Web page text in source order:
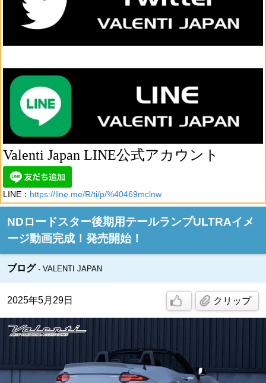
Valenti Japan LINE公式アカウント
LINE： https://line.me/R/ti/p/%40469mclnw
NDロードスター後期用テールランプULTRAイメ
ージ動画完成！発売開始！
ブログ VALENTI JAPAN
2025年5月29日 クリップ